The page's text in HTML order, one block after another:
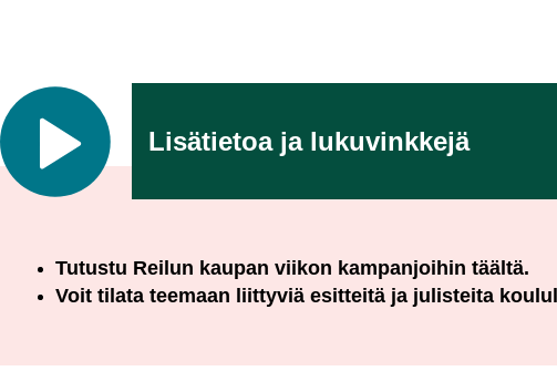
Lisätietoa ja lukuvinkkejä
Tutustu Reilun kaupan viikon kampanjoihin täältä.
Voit tilata teemaan liittyviä esitteitä ja julisteita